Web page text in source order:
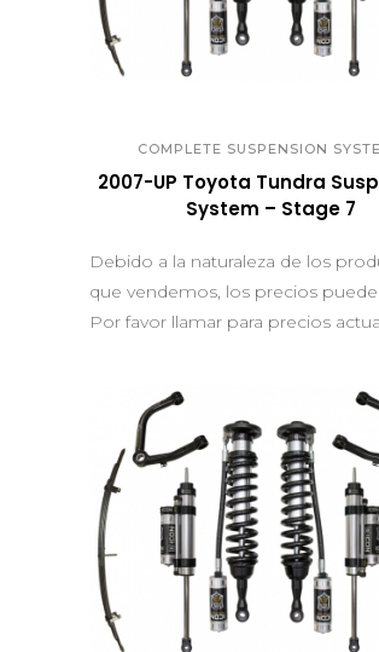
COMPLETE SUSPENSION
2007-UP Toyota Tundra
System – Stage 7
Debido a la naturaleza de los
que vendemos, los precios
Por favor llamar para precios